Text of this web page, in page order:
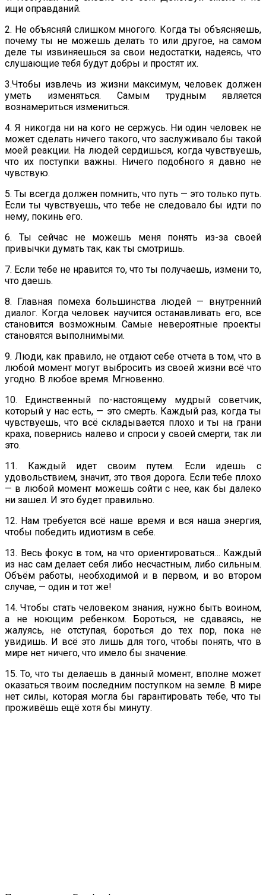
ищи оправданий.
2. Не объясняй слишком многого. Когда ты объясняешь,
почему ты не можешь делать то или другое, на самом
деле ты извиняешься за свои недостатки, надеясь, что
слушающие тебя будут добры и простят их.
3.Чтобы извлечь из жизни максимум, человек должен
уметь изменяться. Самым трудным является
вознамериться измениться.
4. Я никогда ни на кого не сержусь. Ни один человек не
может сделать ничего такого, что заслуживало бы такой
моей реакции. На людей сердишься, когда чувствуешь,
что их поступки важны. Ничего подобного я давно не
чувствую.
5. Ты всегда должен помнить, что путь — это только путь.
Если ты чувствуешь, что тебе не следовало бы идти по
нему, покинь его.
6. Ты сейчас не можешь меня понять из-за своей
привычки думать так, как ты смотришь.
7. Если тебе не нравится то, что ты получаешь, измени то,
что даешь.
8. Главная помеха большинства людей — внутренний
диалог. Когда человек научится останавливать его, все
становится возможным. Самые невероятные проекты
становятся выполнимыми.
9. Люди, как правило, не отдают себе отчета в том, что в
любой момент могут выбросить из своей жизни всё что
угодно. В любое время. Мгновенно.
10. Единственный по-настоящему мудрый советчик,
который у нас есть, — это смерть. Каждый раз, когда ты
чувствуешь, что всё складывается плохо и ты на грани
краха, повернись налево и спроси у своей смерти, так ли
это.
11. Каждый идет своим путем. Если идешь с
удовольствием, значит, это твоя дорога. Если тебе плохо
— в любой момент можешь сойти с нее, как бы далеко
ни зашел. И это будет правильно.
12. Нам требуется всё наше время и вся наша энергия,
чтобы победить идиотизм в себе.
13. Весь фокус в том, на что ориентироваться… Каждый
из нас сам делает себя либо несчастным, либо сильным.
Объём работы, необходимой и в первом, и во втором
случае, — один и тот же!
14. Чтобы стать человеком знания, нужно быть воином,
а не ноющим ребенком. Бороться, не сдаваясь, не
жалуясь, не отступая, бороться до тех пор, пока не
увидишь. И всё это лишь для того, чтобы понять, что в
мире нет ничего, что имело бы значение.
15. То, что ты делаешь в данный момент, вполне может
оказаться твоим последним поступком на земле. В мире
нет силы, которая могла бы гарантировать тебе, что ты
проживёшь ещё хотя бы минуту.